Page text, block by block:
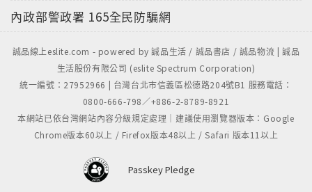
內政部警政署 165全民防騙網
誠品線上eslite.com - powered by 誠品生活 / 誠品書店 / 誠品物流 | 誠品
生活股份有限公司 (eslite Spectrum Corporation)
統一編號：27952966 | 台灣台北市信義區松德路204號B1 服務電話：
0800-666-798／+886-2-8789-8921
本網站已依台灣網站內容分級規定處理｜建議使用瀏覽器版本：Google
Chrome版本60以上 / Firefox版本48以上 / Safari 版本11以上
Passkey Pledge